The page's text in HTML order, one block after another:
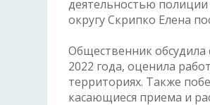
деятельностью
округу Скрипко Елена
Общественник обсудила
2022 года, оценила
территориях. Также
касающиеся приема и